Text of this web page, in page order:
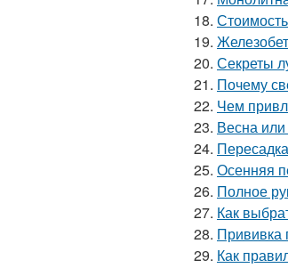
18.
19.
20. Секреты
21. Почему
22. Чем
23. Весна
24.
25. Осенняя
26. Полное
27. Как
28. Прививка
29. Как